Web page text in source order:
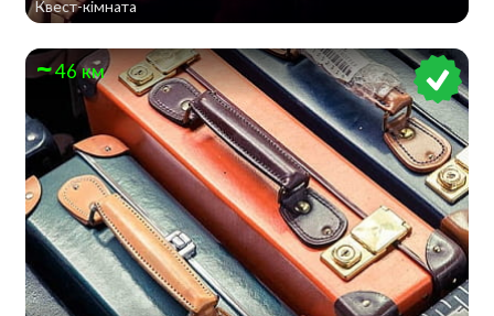
Квест-кімната
46 км